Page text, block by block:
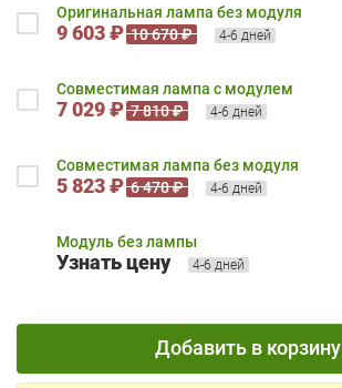
Оригинальная лампа без модуля
9 603 ₽ 10 670 ₽ 4-6 дней
Совместимая лампа с модулем
7 029 ₽ 7 810 ₽ 4-6 дней
Совместимая лампа без модуля
5 823 ₽ 6 470 ₽ 4-6 дней
Модуль без лампы
Узнать цену 4-6 дней
Добавить в корзину